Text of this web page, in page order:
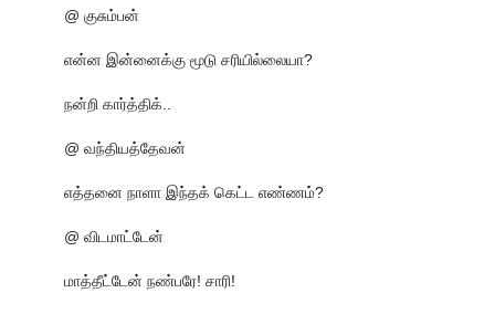
@ குசும்பன்
என்ன இன்னைக்கு மூடு சரியில்லையா?
நன்றி கார்த்திக்..
@ வந்தியத்தேவன்
எத்தனை நாளா இந்தக் கெட்ட எண்ணம்?
@ விடமாட்டேன்
மாத்தீட்டேன் நண்பரே! சாரி!